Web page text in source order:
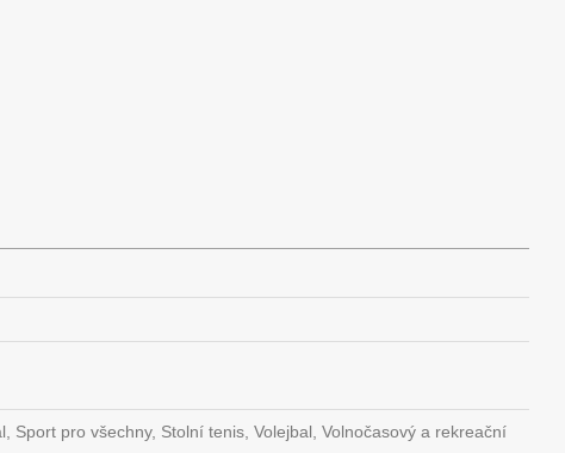
Sport pro všechny, Stolní tenis, Volejbal, Volnočasový a rekreační